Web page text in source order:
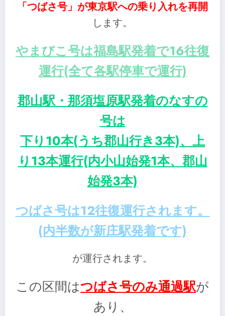
「つばさ号」が東京駅への乗り入れを再開
します。
やまびこ号は福島駅発着で16往復
運行(全て各駅停車で運行)
郡山駅・那須塩原駅発着のなすの
号は
下り10本(うち郡山行き3本)、上
り13本運行(内小山始発1本、郡山
始発3本)
つばさ号は12往復運行されます。
(内半数が新庄駅発着です)
が運行されます。
この区間はつばさ号のみ通過駅が
あり、